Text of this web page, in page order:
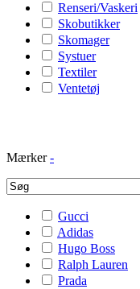
Renseri/Vaskeri
Skobutikker
Skomager
Systuer
Textiler
Ventetøj
Mærker -
Gucci
Adidas
Hugo Boss
Ralph Lauren
Prada